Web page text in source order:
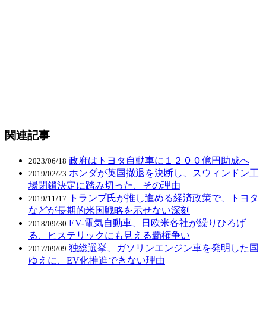
関連記事
2023/06/18 政府はトヨタ自動車に１２００億円助成へ
2019/02/23 ホンダが英国撤退を決断し、スウィンドン工
場閉鎖決定に踏み切った、その理由
2019/11/17
トランプ氏が推し進める経済政策で、トヨタ
などが長期的米国戦略を示せない深刻
2018/09/30 EV-電気自動車、日欧米各社が繰りひろげ
る、ヒステリックにも見える覇権争い
2017/09/09 独総選挙、ガソリンエンジン車を発明した国
ゆえに、EV化推進できない理由